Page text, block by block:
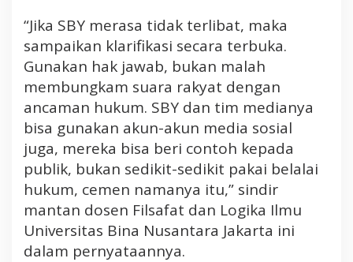
“Jika SBY merasa tidak terlibat, maka
sampaikan klarifikasi secara terbuka.
Gunakan hak jawab, bukan malah
membungkam suara rakyat dengan
ancaman hukum. SBY dan tim medianya
bisa gunakan akun-akun media sosial
juga, mereka bisa beri contoh kepada
publik, bukan sedikit-sedikit pakai belalai
hukum, cemen namanya itu,” sindir
mantan dosen Filsafat dan Logika Ilmu
Universitas Bina Nusantara Jakarta ini
dalam pernyataannya.